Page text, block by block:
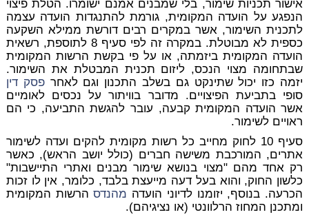
אישור תכניות שימור, בלי שמבנים אמנם ישומרו. הטלת פיצוי
הנפגע על הועדה המקומית, גורמת להתנגדות הועדה עצמה
לתכנית השימור, אשר במקרים רבים דורשת ממילא השקעה
כספית לא מבוטלת. במקרה זה לפי סעיף 8 לתוספת, רשאית
הועדה המקומית ביזמתה, או על פי בקשת הרשות המקומית
שבתחומה מצוי הנכס, ליזום תכנית המבטלת את השימור.
יזמה כזו יכול שתינקט גם בשלב התכנון וגם לאחרפסק דין
סופי בתביעת הפיצויים. מדובר בוויתור על נכסים לאומיים
אשר הועדה המקומית קבעה, עובר להגשת התביעה, כי הם
ראויים לשימור.
סעיף 10 לחוק מחייב כל רשות מקומית להקים ועדה לשימור
אתרים, המורכבת משישה חברים (כולל יושב הראש), כאשר
רק אחד מהם "מצוי בנושא שימור מבנים ואתרי התיישבות"
כלשון החוק, והוא בעל דעה מייעצת בלבד, כלומר, אין לו זכות
הכרעה. בנוסף, יזומנו לדיוני הועדה מהנדסהרשות המקומית
ומתכנן המחוז הרלוונטי (או נציגיהם).